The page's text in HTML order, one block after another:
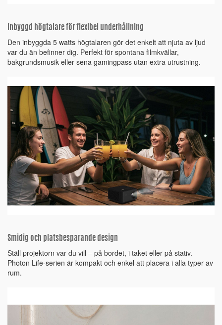
Inbyggd högtalare för flexibel underhållning
Den inbyggda 5 watts högtalaren gör det enkelt att njuta av ljud
var du än befinner dig. Perfekt för spontana filmkvällar,
bakgrundsmusik eller sena gamingpass utan extra utrustning.
Smidig och platsbesparande design
Ställ projektorn var du vill – på bordet, i taket eller på stativ.
Photon Life-serien är kompakt och enkel att placera i alla typer av
rum.